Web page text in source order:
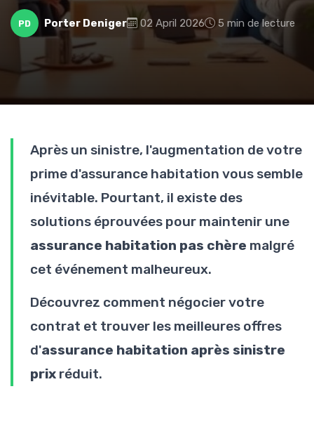
PD Porter Deniger 02 April 2026 5 min de lecture
Après un sinistre, l'augmentation de votre
prime d'assurance habitation vous semble
inévitable. Pourtant, il existe des
solutions éprouvées pour maintenir une
assurance habitation pas chère malgré
cet événement malheureux.
Découvrez comment négocier votre
contrat et trouver les meilleures offres
d'assurance habitation après sinistre
prix réduit.